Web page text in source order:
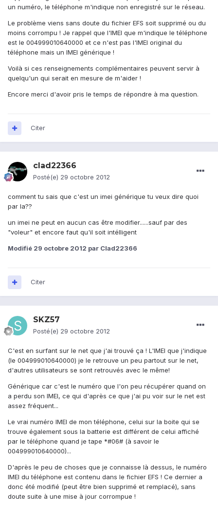
un numéro, le téléphone m'indique non enregistré sur le réseau.
Le problème viens sans doute du fichier EFS soit supprimé ou du
moins corrompu ! Je rappel que l'IMEI que m'indique le téléphone
est le 004999010640000 et ce n'est pas l'IMEI original du
téléphone mais un IMEI générique !
Voilà si ces renseignements complémentaires peuvent servir à
quelqu'un qui serait en mesure de m'aider !
Encore merci d'avoir pris le temps de répondre à ma question.
Citer
clad22366
Posté(e) 29 octobre 2012
comment tu sais que c'est un imei générique tu veux dire quoi
par la??
un imei ne peut en aucun cas être modifier......sauf par des
"voleur" et encore faut qu'il soit intélligent
Modifié 29 octobre 2012 par Clad22366
Citer
SKZ57
Posté(e) 29 octobre 2012
C'est en surfant sur le net que j'ai trouvé ça ! L'IMEI que j'indique
(le 004999010640000) je le retrouve un peu partout sur le net,
d'autres utilisateurs se sont retrouvés avec le même!
Générique car c'est le numéro que l'on peu récupérer quand on
a perdu son IMEI, ce qui d'après ce que j'ai pu voir sur le net est
assez fréquent...
Le vrai numéro IMEI de mon téléphone, celui sur la boite qui se
trouve également sous la batterie est différent de celui affiché
par le téléphone quand je tape *#06# (à savoir le
004999010640000)...
D'après le peu de choses que je connaisse là dessus, le numéro
IMEI du téléphone est contenu dans le fichier EFS ! Ce dernier a
donc été modifié (peut être bien supprimé et remplacé), sans
doute suite à une mise à jour corrompue !